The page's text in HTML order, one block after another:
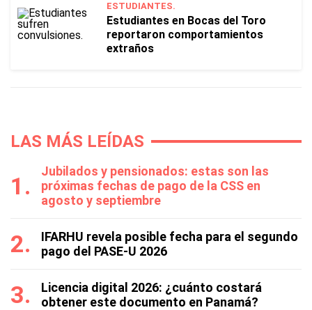
ESTUDIANTES.
Estudiantes en Bocas del Toro
reportaron comportamientos
extraños
LAS MÁS LEÍDAS
Jubilados y pensionados: estas son las
próximas fechas de pago de la CSS en
agosto y septiembre
IFARHU revela posible fecha para el segundo
pago del PASE-U 2026
Licencia digital 2026: ¿cuánto costará
obtener este documento en Panamá?